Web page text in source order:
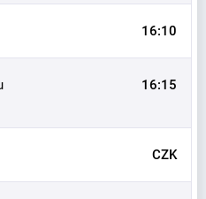
16:10
16:15
CZK